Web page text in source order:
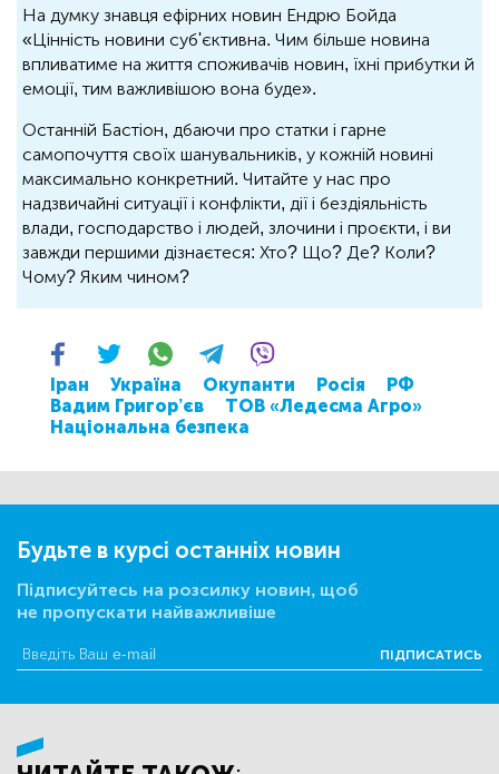
На думку знавця ефірних новин Ендрю Бойда
«Цінність новини суб'єктивна. Чим більше новина
впливатиме на життя споживачів новин, їхні прибутки й
емоції, тим важливішою вона буде».
Останній Бастіон, дбаючи про статки і гарне
самопочуття своїх шанувальників, у кожній новині
максимально конкретний. Читайте у нас про
надзвичайні ситуації і конфлікти, дії і бездіяльність
влади, господарство і людей, злочини і проєкти, і ви
завжди першими дізнаєтеся: Хто? Що? Де? Коли?
Чому? Яким чином?
Іран Україна Окупанти Росія
РФ
Вадим Григор’єв
ТОВ «Ледесма Агро»
Національна безпека
Будьте в курсі останніх новин
Підписуйтесь на розсилку новин, щоб
не пропускати найважливіше
ПІДПИСАТИСЬ